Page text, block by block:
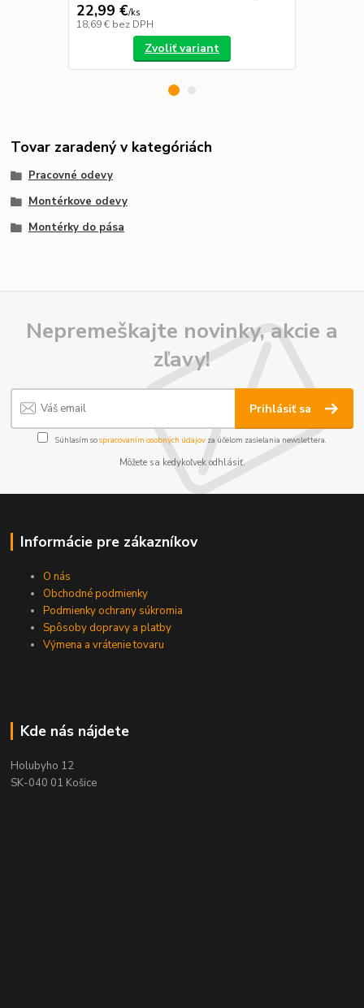
22,99 €/ks
18,69 € bez DPH
Zvoliť variant
Tovar zaradený v kategóriách
Pracovné odevy
Montérkove odevy
Montérky do pása
Nepremeškajte novinky, akcie a
zľavy!
Prihlásiť sa
Súhlasím sospracovaním osobných údajov za účelom zasielania newslettera.
Môžete sa kedykoľvek odhlásiť.
Informácie pre zákazníkov
O nás
Obchodné podmienky
Podmienky ochrany súkromia
Spôsoby dopravy a platby
Výmena a vrátenie tovaru
Kde nás nájdete
Holubyho 12
SK-040 01 Košice